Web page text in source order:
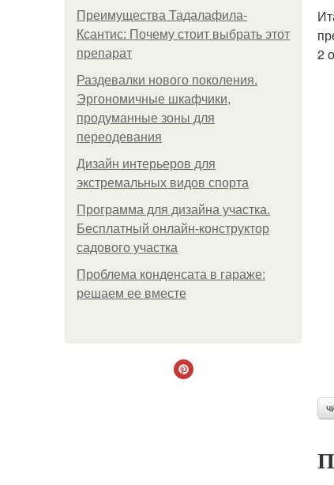
Преимущества Тадалафила-
Ксантис: Почему стоит выбрать этот
препарат
Раздевалки нового поколения.
Эргономичные шкафчики,
продуманные зоны для
переодевания
Дизайн интерьеров для
экстремальных видов спорта
Программа для дизайна участка.
Бесплатный онлайн-конструктор
садового участка
Проблема конденсата в гараже:
решаем ее вместе
2